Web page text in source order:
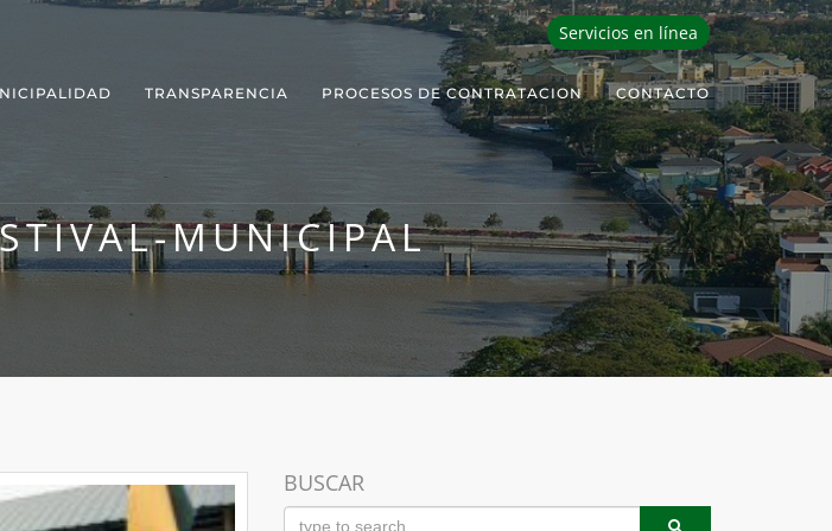
Servicios en línea
TRANSPARENCIA PROCESOS DE CONTRATACION CONTACTO
MUNICIPAL
BUSCAR